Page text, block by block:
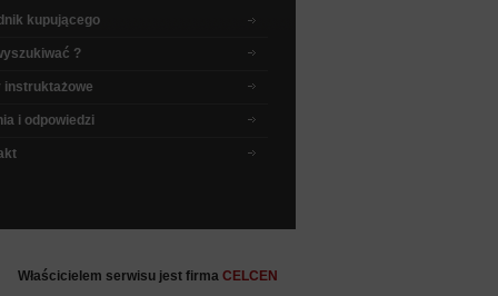
kupującego
?
instruktażowe
i odpowiedzi
Właścicielem serwisu jest firma CELCEN